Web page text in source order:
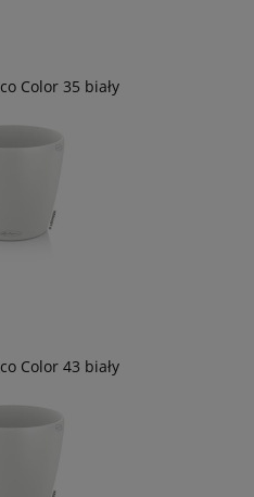
Color 35 biały
Color 43 biały